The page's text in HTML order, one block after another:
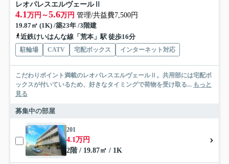
レオパレスエルヴェールⅡ
4.1万円～5.6万円 管理/共益費7,500円
19.87㎡ (1K) /築23年 /3階建
近鉄けいはんな線「荒本」駅 徒歩16分
駐輪場 CATV 宅配ボックス インターネット対応
こだわりポイント満載のレオパレスエルヴェールⅡ。共用部には宅配ボ
ックスが付いているため、好きなタイミングで荷物を受け取る... もっと
見る
募集中の部屋
201
4.1万円
2階 / 19.87㎡ / 1K